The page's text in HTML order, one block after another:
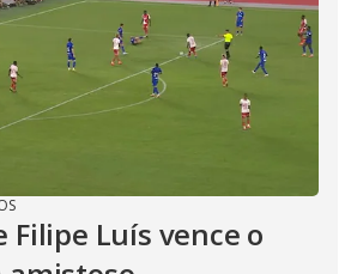
Filipe Luís vence o